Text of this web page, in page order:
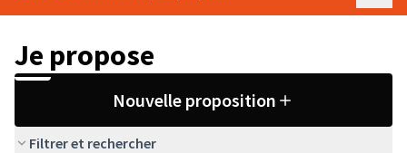
Je propose
Nouvelle proposition
Filtrer et rechercher